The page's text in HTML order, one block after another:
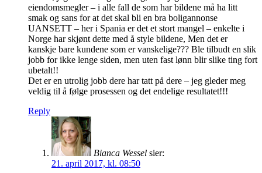
eiendomsmegler – i alle fall de som har bildene må ha litt
smak og sans for at det skal bli en bra boligannonse
UANSETT – her i Spania er det et stort mangel – enkelte i
Norge har skjønt dette med å style bildene, Men det er
kanskje bare kundene som er vanskelige??? Ble tilbudt en slik
jobb for ikke lenge siden, men uten fast lønn blir slike ting fort
ubetalt!!
Det er en utrolig jobb dere har tatt på dere – jeg gleder meg
veldig til å følge prosessen og det endelige resultatet!!!
Reply
Bianca Wessel sier:
21. april 2017, kl. 08:50